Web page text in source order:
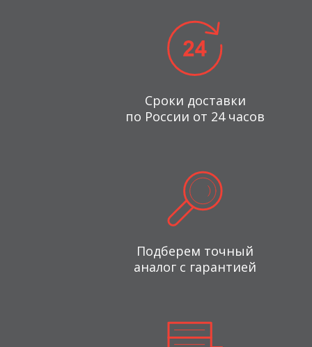
Сроки доставки
по России от 24 часов
Подберем точный
аналог с гарантией